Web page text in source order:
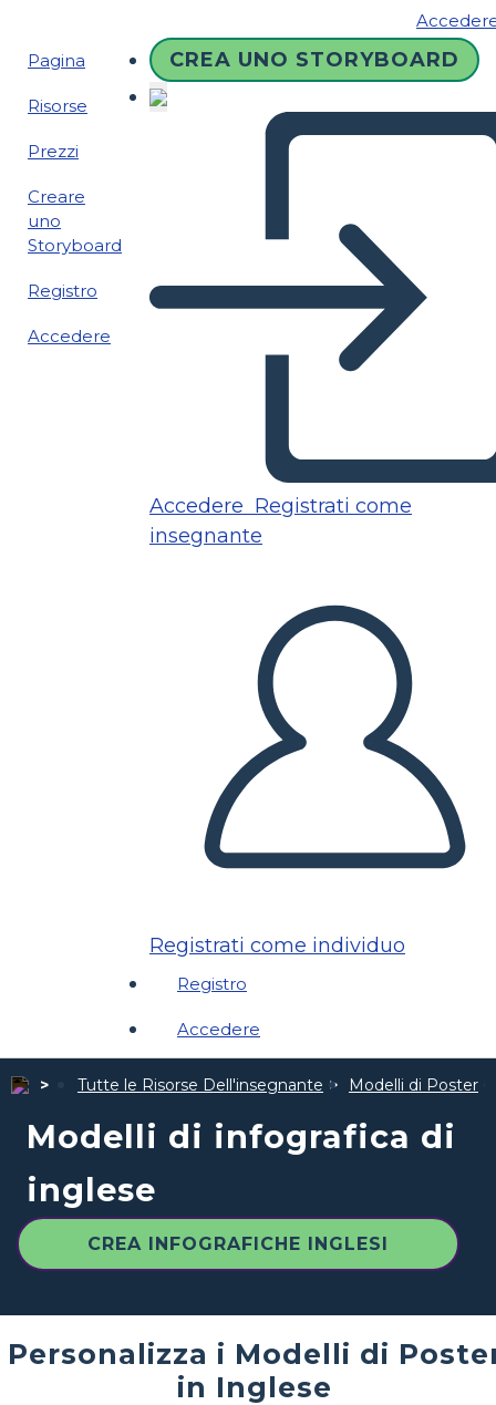
Pagina
Risorse
Prezzi
Creare
uno
Storyboard
Registro
Accedere
CREA UNO STORYBOARD
Accedere Registrati come
insegnante
Registrati come individuo
Registro
Accedere
Tutte le Risorse Dell'insegnante Modelli di Poster
Modelli di infografica di
inglese
CREA INFOGRAFICHE INGLESI
Personalizza i Modelli di
in Inglese